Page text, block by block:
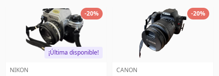
-20%
¡Última disponible!
NIKON
-20%
CANON